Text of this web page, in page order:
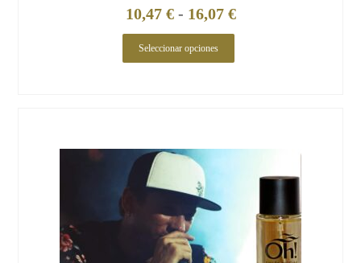
10,47 € - 16,07 €
Seleccionar opciones